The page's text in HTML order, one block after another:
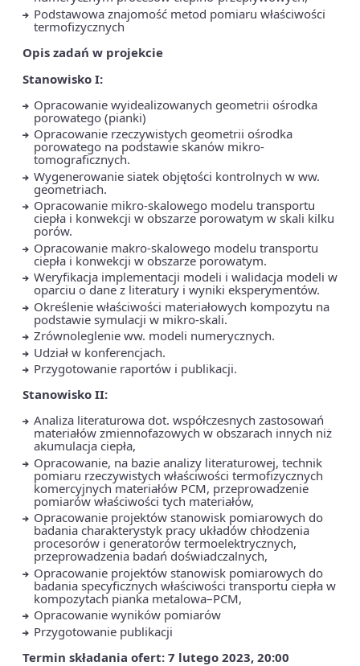
Podstawowa znajomość metod pomiaru właściwości
termofizycznych
Opis zadań w projekcie
Stanowisko I:
Opracowanie wyidealizowanych geometrii ośrodka
porowatego (pianki)
Opracowanie rzeczywistych geometrii ośrodka
porowatego na podstawie skanów mikro-
tomograficznych.
Wygenerowanie siatek objętości kontrolnych w ww.
geometriach.
Opracowanie mikro-skalowego modelu transportu
ciepła i konwekcji w obszarze porowatym w skali kilku
porów.
Opracowanie makro-skalowego modelu transportu
ciepła i konwekcji w obszarze porowatym.
Weryfikacja implementacji modeli i walidacja modeli w
oparciu o dane z literatury i wyniki eksperymentów.
Określenie właściwości materiałowych kompozytu na
podstawie symulacji w mikro-skali.
Zrównoleglenie ww. modeli numerycznych.
Udział w konferencjach.
Przygotowanie raportów i publikacji.
Stanowisko II:
Analiza literaturowa dot. współczesnych zastosowań
materiałów zmiennofazowych w obszarach innych niż
akumulacja ciepła,
Opracowanie, na bazie analizy literaturowej, technik
pomiaru rzeczywistych właściwości termofizycznych
komercyjnych materiałów PCM, przeprowadzenie
pomiarów właściwości tych materiałów,
Opracowanie projektów stanowisk pomiarowych do
badania charakterystyk pracy układów chłodzenia
procesorów i generatorów termoelektrycznych,
przeprowadzenia badań doświadczalnych,
Opracowanie projektów stanowisk pomiarowych do
badania specyficznych właściwości transportu ciepła w
kompozytach pianka metalowa–PCM,
Opracowanie wyników pomiarów
Przygotowanie publikacji
Termin składania ofert: 7 lutego 2023, 20:00